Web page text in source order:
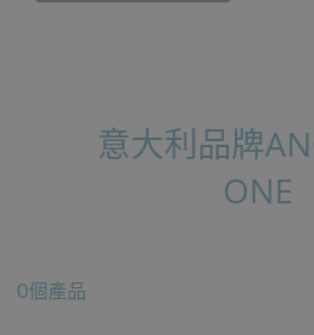
意大利品牌
ONE
0個產品